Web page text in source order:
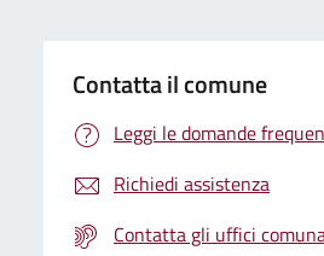
Contatta il comune
Leggi le domande
Richiedi assistenza
Contatta gli uffici